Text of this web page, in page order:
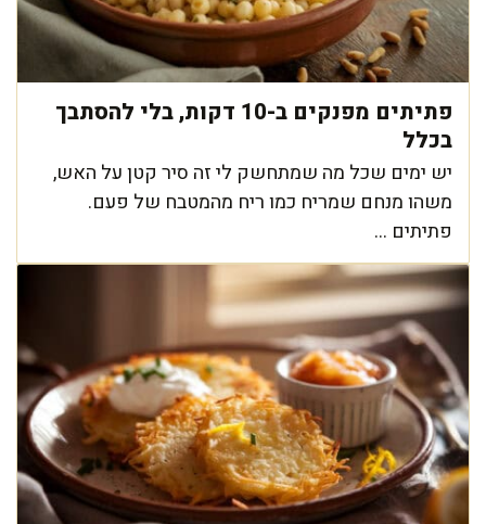
פתיתים מפנקים ב-10 דקות, בלי להסתבך
בכלל
יש ימים שכל מה שמתחשק לי זה סיר קטן על האש,
משהו מנחם שמריח כמו ריח מהמטבח של פעם.
פתיתים ...